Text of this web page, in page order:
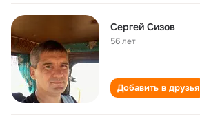
Сергей Сизов
56 лет
Добавить в друзья